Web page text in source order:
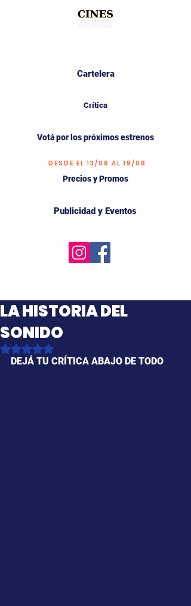
Cartelera
Crítica
Votá por los próximos estrenos
DESDE EL 13/08 AL 19/08
Precios y Promos
Publicidad y Eventos
LA HISTORIA DEL
SONIDO
Obtuvo NaN de 5 estrellas.
DEJÁ TU CRÍTICA ABAJO DE TODO